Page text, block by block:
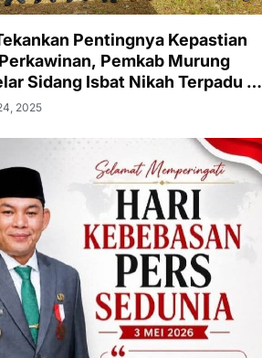
Pentingnya Kepastian
Pemkab Murung
Sidang Isbat Nikah Terpadu di
2025